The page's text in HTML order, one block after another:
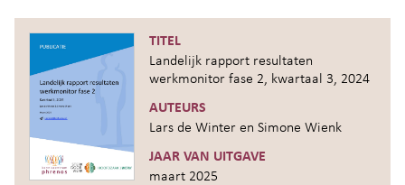
TITEL
Landelijk rapport resultaten
werkmonitor fase 2, kwartaal 3, 2024
AUTEURS
Lars de Winter en Simone Wienk
JAAR VAN UITGAVE
maart 2025